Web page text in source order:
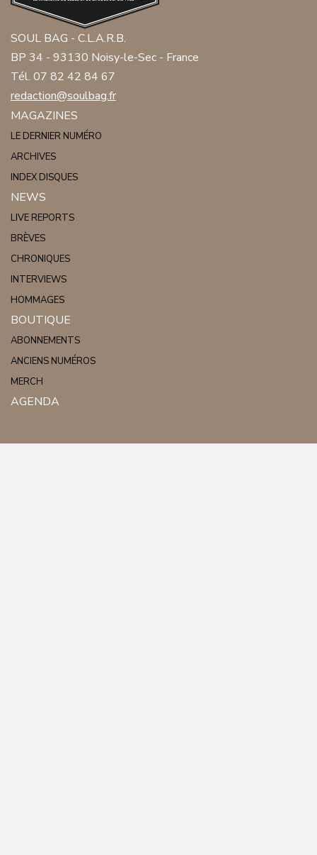
SOUL BAG - C.L.A.R.B.
BP 34 - 93130 Noisy-le-Sec - France
Tél. 07 82 42 84 67
redaction@soulbag.fr
MAGAZINES
LE DERNIER NUMÉRO
ARCHIVES
INDEX DISQUES
NEWS
LIVE REPORTS
BRÈVES
CHRONIQUES
INTERVIEWS
HOMMAGES
BOUTIQUE
ABONNEMENTS
ANCIENS NUMÉROS
MERCH
AGENDA